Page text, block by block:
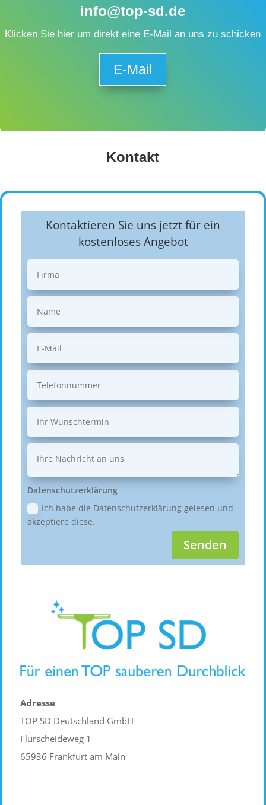
info@top-sd.de
Klicken Sie hier um direkt eine E-Mail an uns zu schicken
E-Mail
Kontakt
Kontaktieren Sie uns jetzt für ein
kostenloses Angebot
Datenschutzerklärung
Ich habe die Datenschutzerklärung gelesen und
akzeptiere diese.
Senden
Adresse
TOP SD Deutschland GmbH
Flurscheideweg 1
65936 Frankfurt am Main